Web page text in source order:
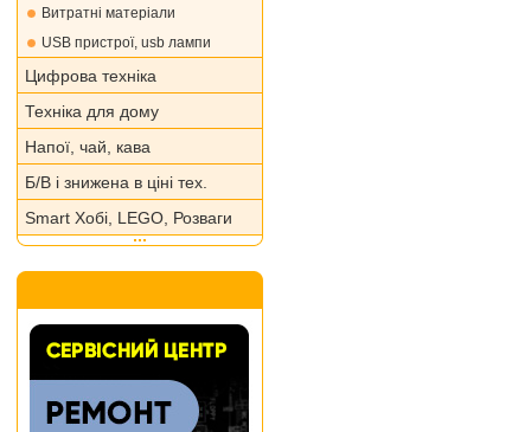
Витратні матеріали
USB пристрої, usb лампи
Цифрова техніка
Техніка для дому
Напої, чай, кава
Б/В і знижена в ціні тех.
Smart Хобі, LEGO, Розваги